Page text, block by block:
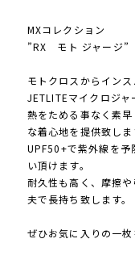
MXコレクション
”RX モト ジャージ”
モトクロスからイン
JETLITEマイクロジャ
熱をためる事なく素
な着心地を提供致しま
UPF50+で紫外線を予
い頂けます。
耐久性も高く、摩擦
夫で長持ち致します。
ぜひお気に入りの一枚